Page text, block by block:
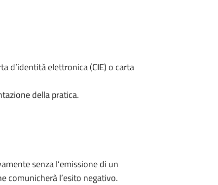
d’identità elettronica (CIE) o carta
della pratica.
senza l’emissione di un
comunicherà l’esito negativo.